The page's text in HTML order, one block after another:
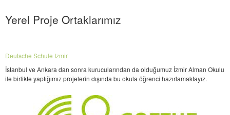
Yerel Proje Ortaklarımız
Deutsche Schule Izmir
İstanbul ve Ankara dan sonra kurucularından da olduğumuz İzmir Alman Okulu
ile birlikte yaptığımız projelerin dışında bu okula öğrenci hazırlamaktayız.